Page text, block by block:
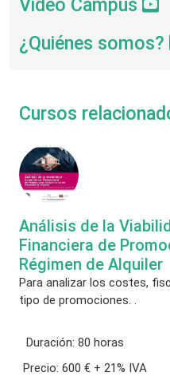
Video Campus
¿Quiénes somos?
Cursos
Análisis de la
Financiera de
Régimen de Alquiler
Para analizar los costes,
tipo de promociones. .
Duración: 80 horas
Precio: 600 € + 21% IVA